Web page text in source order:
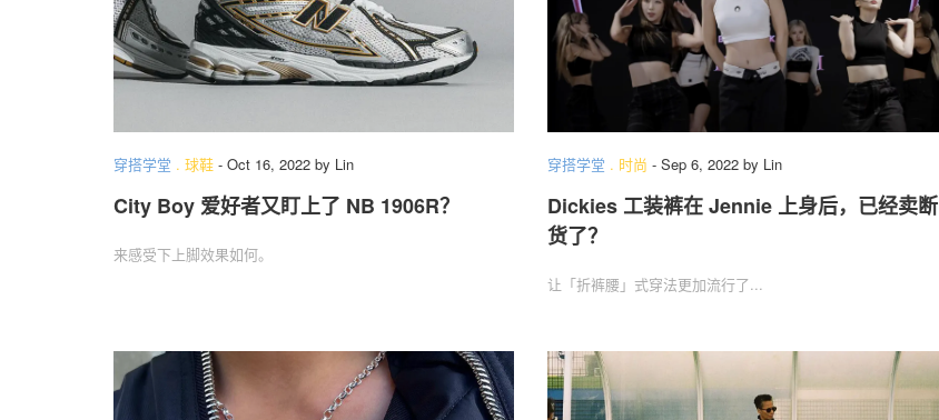
穿搭学堂 . 球鞋 - Oct 16, 2022 by Lin
City Boy 爱好者又盯上了 NB 1906R？
来感受下上脚效果如何。
穿搭学堂 . 时尚 - Sep 6, 2022 by Lin
Dickies 工装裤在 Jennie 上身后，已经卖断
货了？
让「折裤腰」式穿法更加流行了...